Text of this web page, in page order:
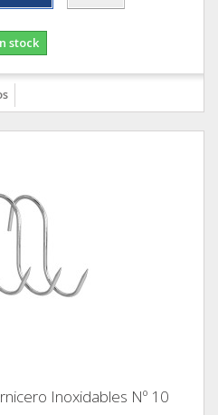
stock
Inoxidables Nº 10